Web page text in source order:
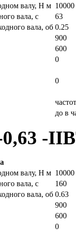
валу, Н м 10000
вала, с
63
вала, об 0.25
900
600
0
0
до в
-
валу, Н м 10000
вала, с
160
вала, об 0.63
900
600
0